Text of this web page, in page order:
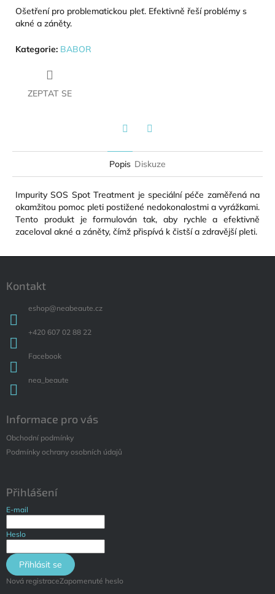
Ošetření pro problematickou pleť. Efektivně řeší problémy s
akné a záněty.
Kategorie: BABOR
ZEPTAT SE
Popis Diskuze
Impurity SOS Spot Treatment je speciální péče zaměřená na
okamžitou pomoc pleti postižené nedokonalostmi a vyrážkami.
Tento produkt je formulován tak, aby rychle a efektivně
zaceloval akné a záněty, čímž přispívá k čistší a zdravější pleti.
Kontakt
eshop@neabeaute.cz
+420 607 02 88 22
Facebook
nea_beaute
Informace pro vás
Obchodní podmínky
Podmínky ochrany osobních údajů
Přihlášení
E-mail
Heslo
Přihlásit se
Nová registraceZapomenuté heslo